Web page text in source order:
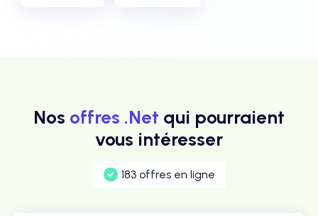
Nos offres .Net qui pourraient
vous intéresser
183 offres en ligne